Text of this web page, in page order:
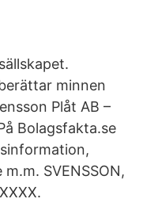
minnen
Plåt AB –
Bolagsfakta.se
SVENSSON,